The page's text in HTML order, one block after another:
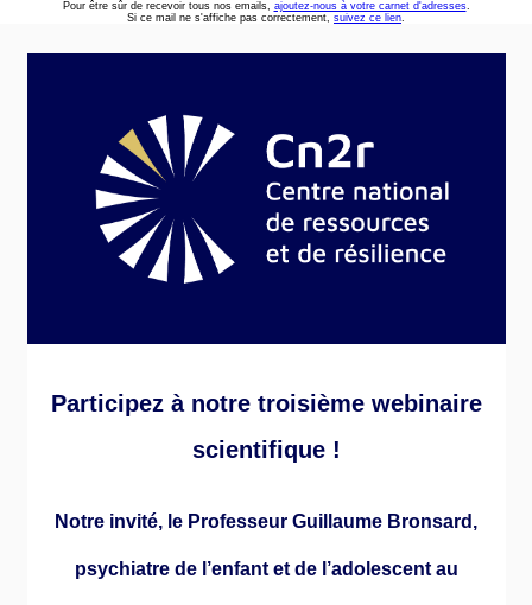
Pour être sûr de recevoir tous nos emails, ajoutez-nous à votre carnet d'adresses.
Si ce mail ne s'affiche pas correctement, suivez ce lien.
Participez à notre troisième webinaire
scientifique !
Notre invité, le Professeur Guillaume Bronsard,
psychiatre de l’enfant et de l’adolescent au